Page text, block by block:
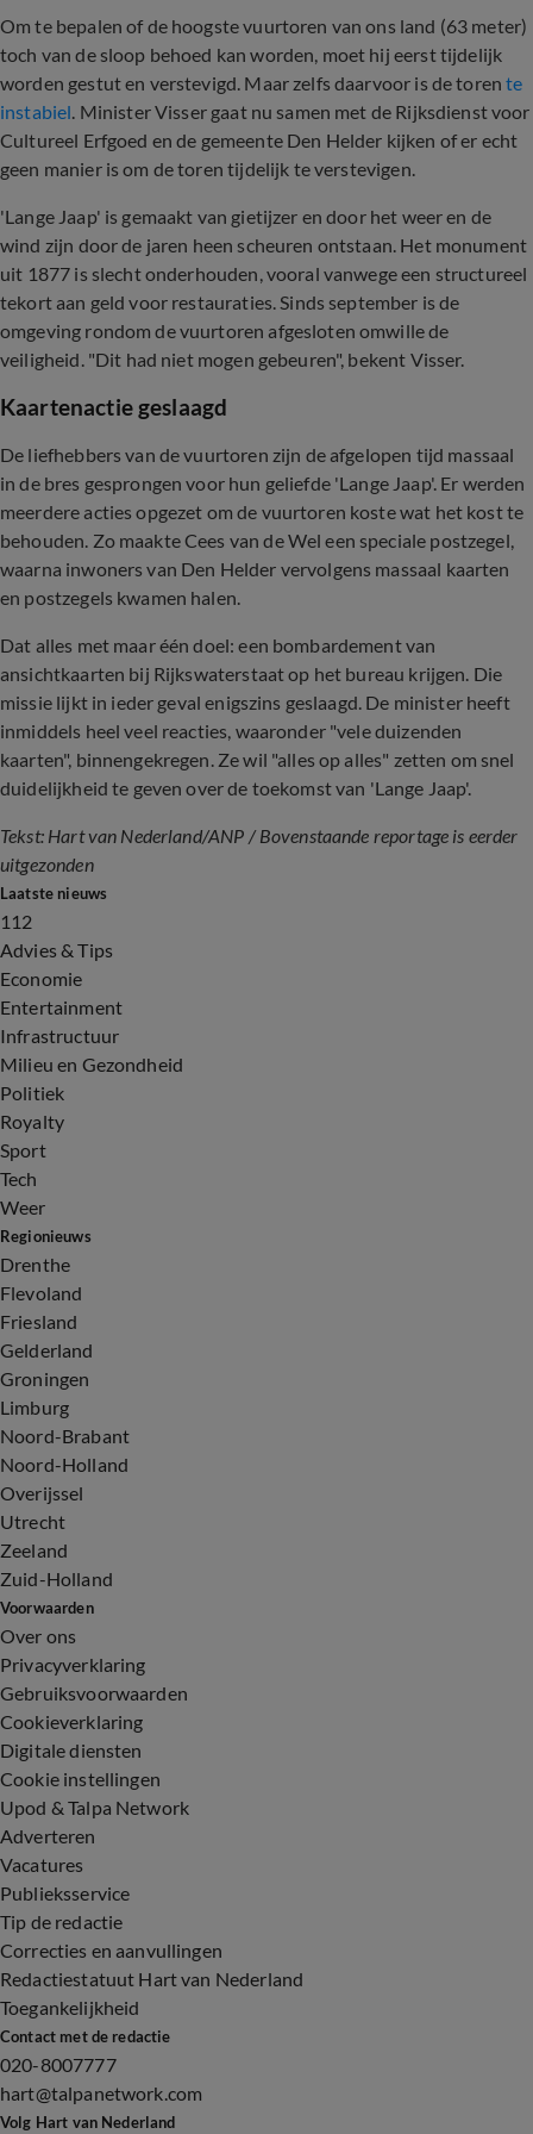
Om te bepalen of de hoogste vuurtoren van ons land (63 meter)
toch van de sloop behoed kan worden, moet hij eerst tijdelijk
worden gestut en verstevigd. Maar zelfs daarvoor is de torente
instabiel. Minister Visser gaat nu samen met de Rijksdienst voor
Cultureel Erfgoed en de gemeente Den Helder kijken of er echt
geen manier is om de toren tijdelijk te verstevigen.
'Lange Jaap' is gemaakt van gietijzer en door het weer en de
wind zijn door de jaren heen scheuren ontstaan. Het monument
uit 1877 is slecht onderhouden, vooral vanwege een structureel
tekort aan geld voor restauraties. Sinds september is de
omgeving rondom de vuurtoren afgesloten omwille de
veiligheid. "Dit had niet mogen gebeuren", bekent Visser.
Kaartenactie geslaagd
De liefhebbers van de vuurtoren zijn de afgelopen tijd massaal
in de bres gesprongen voor hun geliefde 'Lange Jaap'. Er werden
meerdere acties opgezet om de vuurtoren koste wat het kost te
behouden. Zo maakte Cees van de Wel een speciale postzegel,
waarna inwoners van Den Helder vervolgens massaal kaarten
en postzegels kwamen halen.
Dat alles met maar één doel: een bombardement van
ansichtkaarten bij Rijkswaterstaat op het bureau krijgen. Die
missie lijkt in ieder geval enigszins geslaagd. De minister heeft
inmiddels heel veel reacties, waaronder "vele duizenden
kaarten", binnengekregen. Ze wil "alles op alles" zetten om snel
duidelijkheid te geven over de toekomst van 'Lange Jaap'.
Tekst: Hart van Nederland/ANP / Bovenstaande reportage is eerder
uitgezonden
Laatste nieuws
112
Advies & Tips
Economie
Entertainment
Infrastructuur
Milieu en Gezondheid
Politiek
Royalty
Sport
Tech
Weer
Regionieuws
Drenthe
Flevoland
Friesland
Gelderland
Groningen
Limburg
Noord-Brabant
Noord-Holland
Overijssel
Utrecht
Zeeland
Zuid-Holland
Voorwaarden
Over ons
Privacyverklaring
Gebruiksvoorwaarden
Cookieverklaring
Digitale diensten
Cookie instellingen
Upod & Talpa Network
Adverteren
Vacatures
Publieksservice
Tip de redactie
Correcties en aanvullingen
Redactiestatuut Hart van Nederland
Toegankelijkheid
Contact met de redactie
020-8007777
hart@talpanetwork.com
Volg Hart van Nederland